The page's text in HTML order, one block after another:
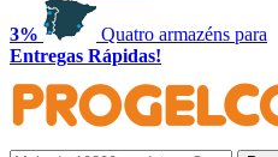
3%
Quatro armazéns para
Entregas Rápidas!